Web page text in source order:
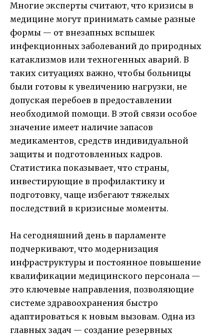
Многие эксперты считают, что кризисы в
медицине могут принимать самые разные
формы — от внезапных вспышек
инфекционных заболеваний до природных
катаклизмов или техногенных аварий. В
таких ситуациях важно, чтобы больницы
были готовы к увеличению нагрузки, не
допуская перебоев в предоставлении
необходимой помощи. В этой связи особое
значение имеет наличие запасов
медикаментов, средств индивидуальной
защиты и подготовленных кадров.
Статистика показывает, что страны,
инвестирующие в профилактику и
подготовку, чаще избегают тяжелых
последствий в кризисные моменты.
На сегодняшний день в парламенте
подчеркивают, что модернизация
инфраструктуры и постоянное повышение
квалификации медицинского персонала —
это ключевые направления, позволяющие
системе здравоохранения быстро
адаптироваться к новым вызовам. Одна из
главных задач — создание резервных